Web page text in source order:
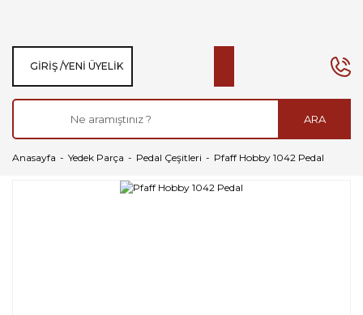
ARA
GIRIŞ /YENI ÜYELIK
Anasayfa Yedek Parça Pedal Çeşitleri Pfaff Hobby 1042 Pedal